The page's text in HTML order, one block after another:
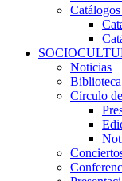
Noticias
Biblioteca
Círculo